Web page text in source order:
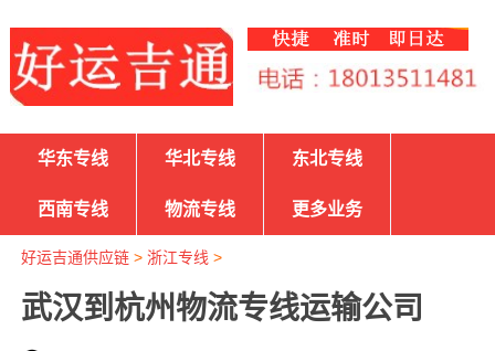
华东专线 华北专线 东北专线
西南专线 物流专线 更多业务
好运吉通供应链> 浙江专线 >
武汉到杭州物流专线运输公司